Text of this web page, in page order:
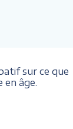
sur ce que
âge.